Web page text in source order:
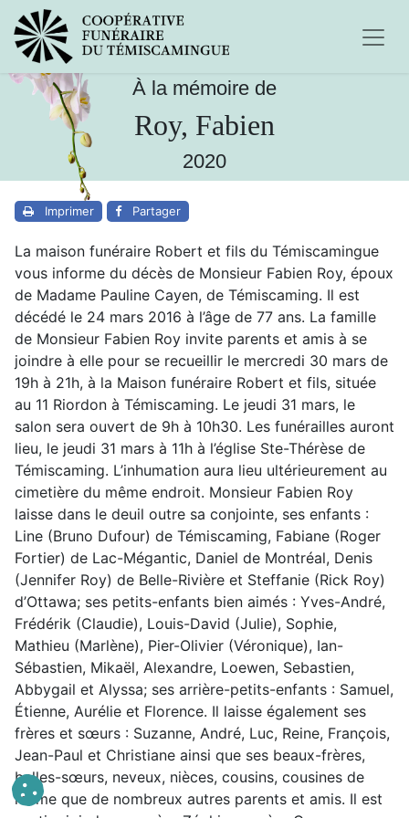
À la mémoire de
Roy, Fabien
2020
Imprimer Partager
La maison funéraire Robert et fils du Témiscamingue
vous informe du décès de Monsieur Fabien Roy, époux
de Madame Pauline Cayen, de Témiscaming. Il est
décédé le 24 mars 2016 à l’âge de 77 ans. La famille
de Monsieur Fabien Roy invite parents et amis à se
joindre à elle pour se recueillir le mercredi 30 mars de
19h à 21h, à la Maison funéraire Robert et fils, située
au 11 Riordon à Témiscaming. Le jeudi 31 mars, le
salon sera ouvert de 9h à 10h30. Les funérailles auront
lieu, le jeudi 31 mars à 11h à l’église Ste-Thérèse de
Témiscaming. L’inhumation aura lieu ultérieurement au
cimetière du même endroit. Monsieur Fabien Roy
laisse dans le deuil outre sa conjointe, ses enfants :
Line (Bruno Dufour) de Témiscaming, Fabiane (Roger
Fortier) de Lac-Mégantic, Daniel de Montréal, Denis
(Jennifer Roy) de Belle-Rivière et Steffanie (Rick Roy)
d’Ottawa; ses petits-enfants bien aimés : Yves-André,
Frédérik (Claudie), Louis-David (Julie), Sophie,
Mathieu (Marlène), Pier-Olivier (Véronique), Ian-
Sébastien, Mikaël, Alexandre, Loewen, Sebastien,
Abbygail et Alyssa; ses arrière-petits-enfants : Samuel,
Étienne, Aurélie et Florence. Il laisse également ses
frères et sœurs : Suzanne, André, Luc, Reine, François,
Jean-Paul et Christiane ainsi que ses beaux-frères,
belles-sœurs, neveux, nièces, cousins, cousines de
même que de nombreux autres parents et amis. Il est